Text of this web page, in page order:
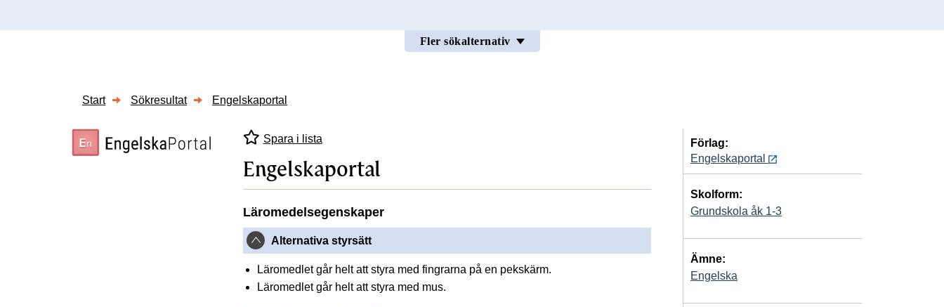
Fler sökalternativ
Start Sökresultat Engelskaportal
Spara i lista
Engelskaportal
Läromedelsegenskaper
Alternativa styrsätt
Läromedlet går helt att styra med fingrarna på en pekskärm.
Läromedlet går helt att styra med mus.
Förlag:
Engelskaportal
Skolform:
Grundskola åk 1-3
Ämne:
Engelska